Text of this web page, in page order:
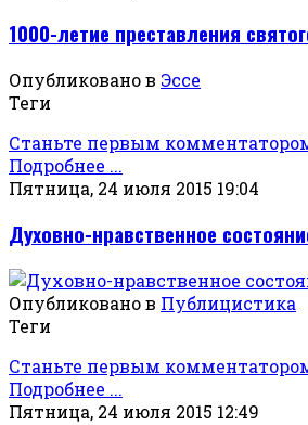
1000-летие преставления
Опубликовано в Эссе
Теги
Станьте первым
Подробнее ...
Пятница, 24 июля 2015 19:04
Духовно-нравственное
Опубликовано в Публицистика
Теги
Станьте первым
Подробнее ...
Пятница, 24 июля 2015 12:49